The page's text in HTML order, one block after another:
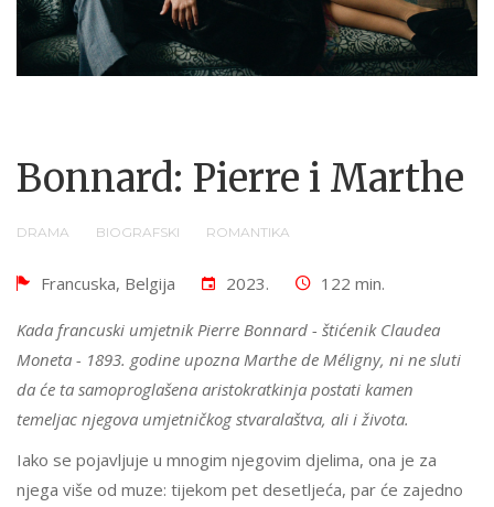
Bonnard: Pierre i Marthe
DRAMA BIOGRAFSKI ROMANTIKA
Francuska, Belgija 2023. 122 min.
Kada francuski umjetnik Pierre Bonnard - štićenik Claudea
Moneta - 1893. godine upozna Marthe de Méligny, ni ne sluti
da će ta samoproglašena aristokratkinja postati kamen
temeljac njegova umjetničkog stvaralaštva, ali i života.
Iako se pojavljuje u mnogim njegovim djelima, ona je za
njega više od muze: tijekom pet desetljeća, par će zajedno